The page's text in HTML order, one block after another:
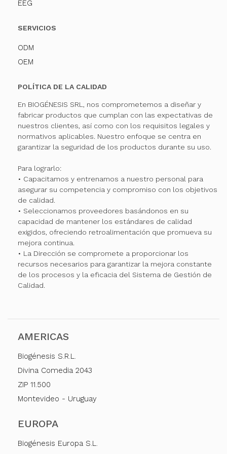
EEG
SERVICIOS
ODM
OEM
POLÍTICA DE LA CALIDAD
En BIOGÉNESIS SRL, nos comprometemos a diseñar y
fabricar productos que cumplan con las expectativas de
nuestros clientes, así como con los requisitos legales y
normativos aplicables. Nuestro enfoque se centra en
garantizar la seguridad de los productos durante su uso.
Para lograrlo:
• Capacitamos y entrenamos a nuestro personal para
asegurar su competencia y compromiso con los objetivos
de calidad.
• Seleccionamos proveedores basándonos en su
capacidad de mantener los estándares de calidad
exigidos, ofreciendo retroalimentación que promueva su
mejora continua.
• La Dirección se compromete a proporcionar los
recursos necesarios para garantizar la mejora constante
de los procesos y la eficacia del Sistema de Gestión de
Calidad.
AMERICAS
Biogénesis S.R.L.
Divina Comedia 2043
ZIP 11.500
Montevideo - Uruguay
EUROPA
Biogénesis Europa S.L.